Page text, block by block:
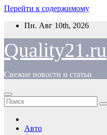
Перейти к содержимому
Пн. Авг 10th, 2026
Quality21.ru
Свежие новости и статьи
Авто